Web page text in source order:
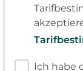
Ich habe